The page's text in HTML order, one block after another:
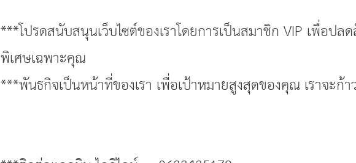
***โปรดสนับสนุนเว็บไซต์ของเราโดยการเป็นสมาชิก VIP เพื่อป
พิเศษเฉพาะคุณ
***พันธกิจเป็นหน้าที่ของเรา เพื่อเป้าหมายสูงสุดของคุณ เราจะก้